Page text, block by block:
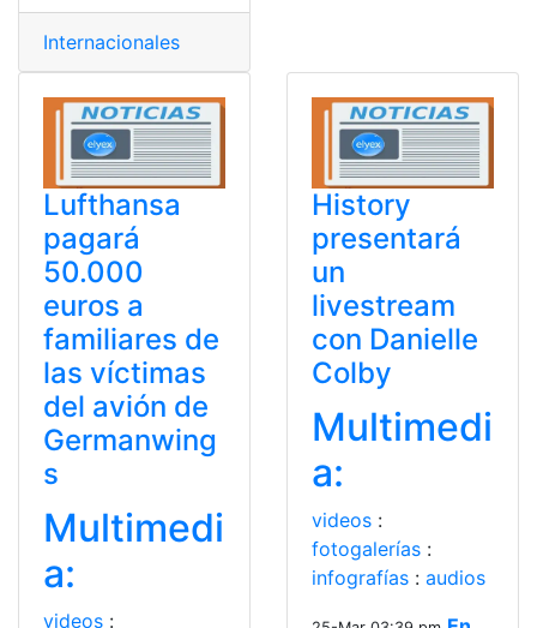
Internacionales
Lufthansa
pagará
50.000
euros a
familiares de
las víctimas
del avión de
Germanwing
s
Multimedi
a:
videos :
History
presentará
un
livestream
con Danielle
Colby
Multimedi
a:
videos :
fotogalerías :
infografías : audios